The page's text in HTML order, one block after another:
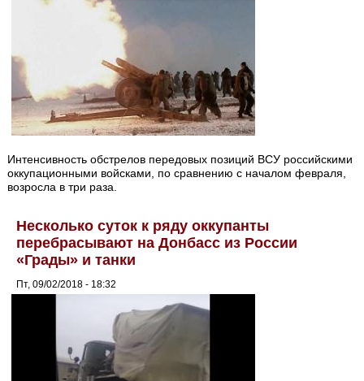
Интенсивность обстрелов передовых позиций ВСУ российскими
оккупационными войсками, по сравнению с началом февраля,
возросла в три раза.
Несколько суток к ряду оккупанты
перебрасывают на Донбасс из России
«Грады» и танки
Пт, 09/02/2018 - 18:32